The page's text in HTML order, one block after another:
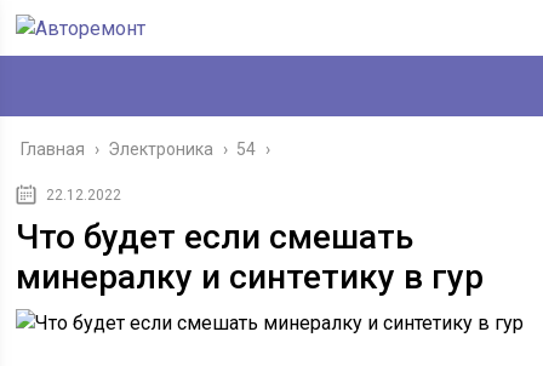
Главная › Электроника › 54 ›
22.12.2022
Что будет если смешать
минералку и синтетику в гур